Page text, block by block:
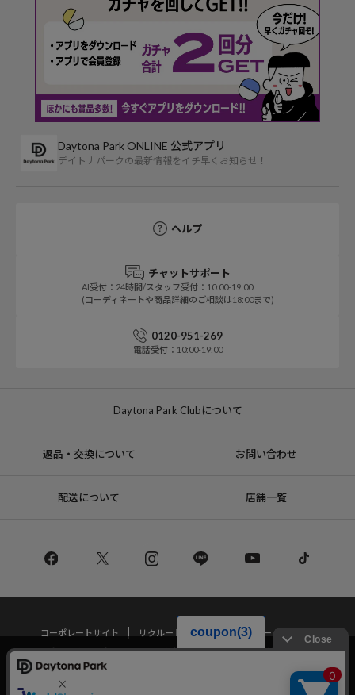
Daytona Park ONLINE 公式アプリ
デイトナパークの最新情報をイチ早くお知らせ！
ヘルプ
チャットサポート
AI受付：24時間/スタッフ受付：10:00-19:00
(コーディネートや商品詳細のご相談は18:00まで)
0120-951-269
電話受付：10:00-19:00
Daytona Park Clubについて
返品・交換について お問い合わせ
配送について 店舗一覧
コーポレートサイト リクルート
サステナブルマークについて
プライバシーポリシー
特定商取引法・古物営業法に基づく表記
当サイトでは利用体験の向上およびコンテンツの最適な提供、トラフィック
の分析を目的としてCookieを使用しています。